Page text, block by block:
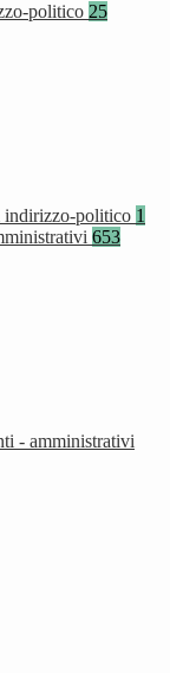
politico 25
indirizzo-politico 1
653
- amministrativi